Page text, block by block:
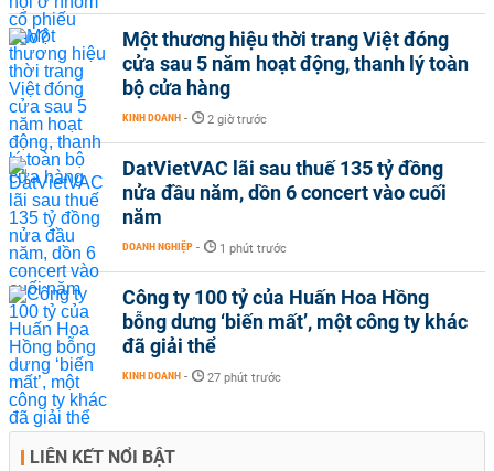
Một thương hiệu thời trang Việt đóng
cửa sau 5 năm hoạt động, thanh lý toàn
bộ cửa hàng
KINH DOANH - 2 giờ trước
DatVietVAC lãi sau thuế 135 tỷ đồng
nửa đầu năm, dồn 6 concert vào cuối
năm
DOANH NGHIỆP - 1 phút trước
Công ty 100 tỷ của Huấn Hoa Hồng
bỗng dưng ‘biến mất’, một công ty khác
đã giải thể
KINH DOANH - 27 phút trước
LIÊN KẾT NỔI BẬT